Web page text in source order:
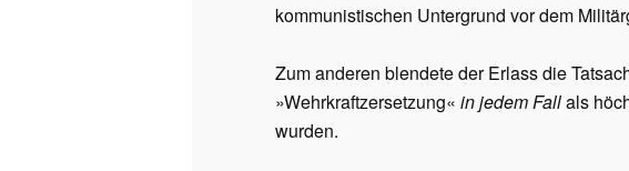
kommunistischen Untergrund vor dem
Zum anderen blendete der Erlass die
»Wehrkraftzersetzung« in jedem Fallals
wurden.